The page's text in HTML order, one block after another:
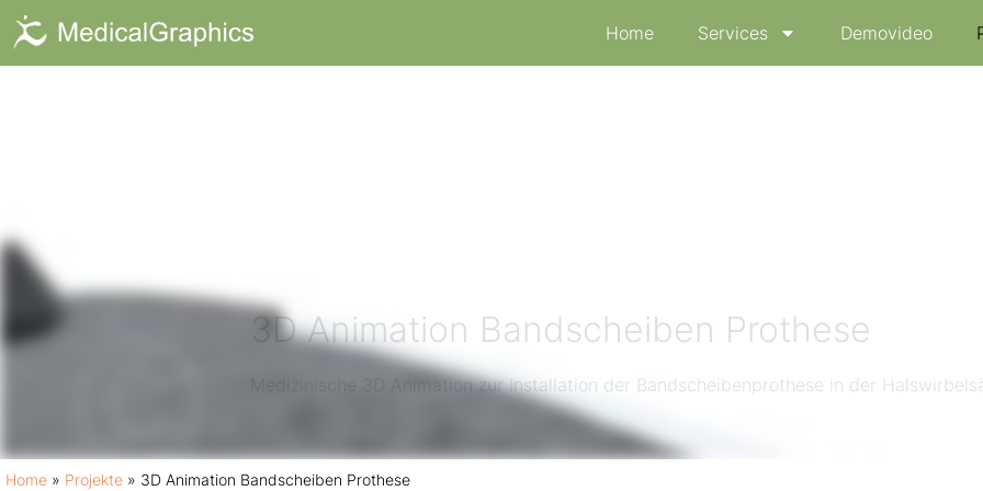
Home Services Demovideo
3D Animation Bandscheiben Prothese
Medizinische 3D Animation zur Installation der Bandscheibenprothese in der
Home » Projekte » 3D Animation Bandscheiben Prothese